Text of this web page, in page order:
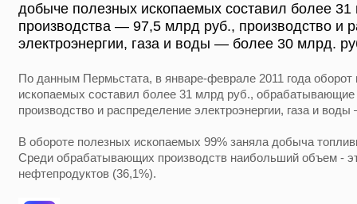
добыче полезных ископаемых составил более
производства — 97,5 млрд руб., производство и
электроэнергии, газа и воды — более 30 млрд.
По данным Пермьстата, в январе-феврале 2011 года
ископаемых составил более 31 млрд руб.,
производство и распределение электроэнергии, газа и
В обороте полезных ископаемых 99% заняла добыча
Среди обрабатывающих производств наибольший объем -
нефтепродуктов (36,1%).